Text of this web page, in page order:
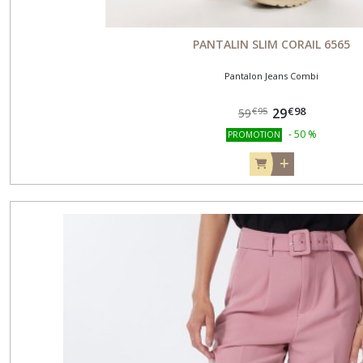
PANTALIN SLIM CORAIL 6565
Pantalon Jeans Combi
59€95 29€98
PROMOTION -50 %